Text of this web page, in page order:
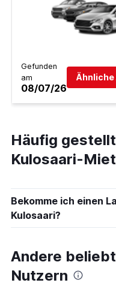
Gefunden
am
08/07/26
Ähnliche
Häufig
Kulosaari-
Bekomme ich einen
Kulosaari?
Andere
Nutzern